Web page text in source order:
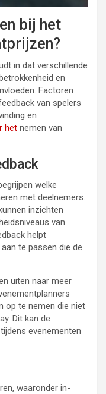
bij het
in dat verschillende
en
Factoren
van spelers
en
het nemen van
welke
met deelnemers.
inzichten
van
helpt
te passen die de
uiten naar meer
op te nemen die niet
Dit kan de
evenementen
waaronder in-